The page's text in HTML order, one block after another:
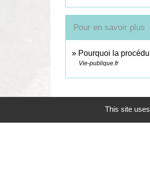
Pour en savoir plus
Pourquoi la
Vie-publique.fr
This site